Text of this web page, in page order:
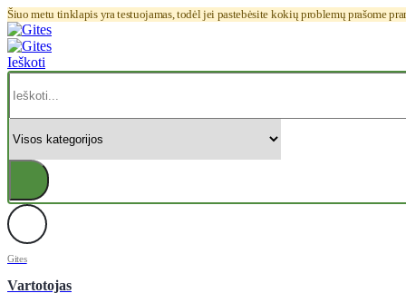
Šiuo metu tinklapis yra testuojamas, todėl jei pastebėsite kokių problemų prašome
Ieškoti
Gites
Vartotojas